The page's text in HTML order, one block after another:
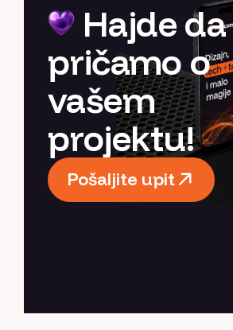
Hajde da
pričamo o
vašem
projektu!
Pošaljite upit
Pošaljite upit